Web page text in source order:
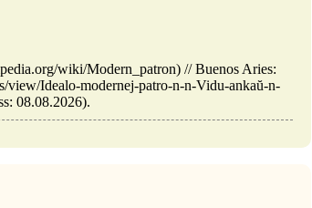
wiki/Modern_patron) // Buenos Aries:
Idealo-modernej-patro-n-n-Vidu-ankaŭ-n-
08.08.2026).